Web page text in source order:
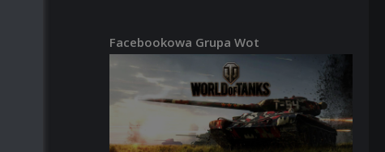
Facebookowa Grupa Wot